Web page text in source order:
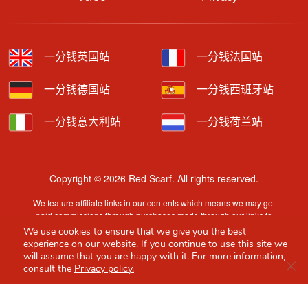
一分钱英国站 一分钱法国站
一分钱德国站 一分钱西班牙站
一分钱意大利站 一分钱荷兰站
Copyright © 2026 Red Scarf. All rights reserved.
We feature affiliate links in our contents which means we may get
paid commissions through purchases made through our links to
retailer sites.
Content is provided by users, brands or merchants. Some
information may have been generated by AI and is provided for
guidance only. Accuracy and availability may change without prior
We use cookies to ensure that we give you the best
experience on our website. If you continue to use this site we
will assume that you are happy with it. For more information,
consult the Privacy policy.